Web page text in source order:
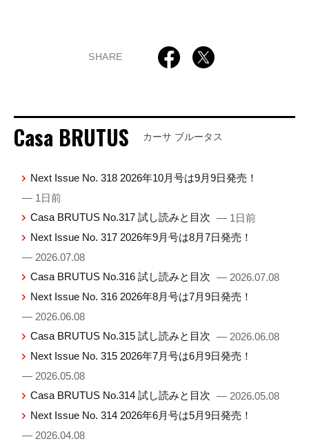
SHARE
Casa BRUTUS カーサ ブルータス
Next Issue No. 318 2026年10月号は9月9日発売！
— 1日前
Casa BRUTUS No.317 試し読みと目次 — 1日前
Next Issue No. 317 2026年9月号は8月7日発売！
— 2026.07.08
Casa BRUTUS No.316 試し読みと目次 — 2026.07.08
Next Issue No. 316 2026年8月号は7月9日発売！
— 2026.06.08
Casa BRUTUS No.315 試し読みと目次 — 2026.06.08
Next Issue No. 315 2026年7月号は6月9日発売！
— 2026.05.08
Casa BRUTUS No.314 試し読みと目次 — 2026.05.08
Next Issue No. 314 2026年6月号は5月9日発売！
— 2026.04.08